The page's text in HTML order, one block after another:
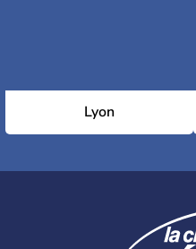
Lyon